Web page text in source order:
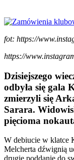
fot: https://
https://
Dzisiejszego
odbyła się gala
zmierzyli się
Sarara.
pięcioma
W debiucie w klatce
Melcherta dźwignią